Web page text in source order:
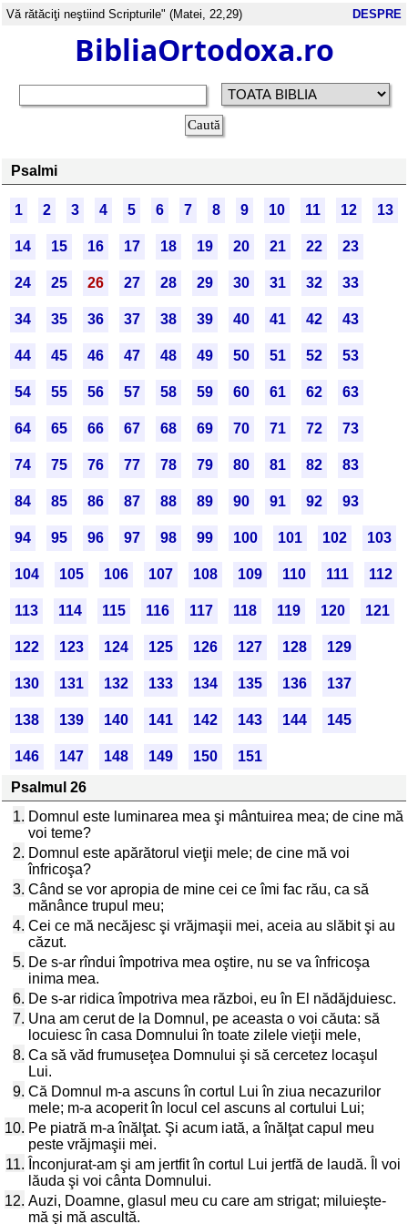
Vă rătăciţi neştiind Scripturile" (Matei, 22,29) DESPRE
BibliaOrtodoxa.ro
Psalmi
1 2 3 4 5 6 7 8 9 10 11 12 13
14 15 16 17 18 19 20 21 22 23
24 25 26 27 28 29 30 31 32 33
34 35 36 37 38 39 40 41 42 43
44 45 46 47 48 49 50 51 52 53
54 55 56 57 58 59 60 61 62 63
64 65 66 67 68 69 70 71 72 73
74 75 76 77 78 79 80 81 82 83
84 85 86 87 88 89 90 91 92 93
94 95 96 97 98 99 100 101 102 103
104 105 106 107 108 109 110 111 112
113 114 115 116 117 118 119 120 121
122 123 124 125 126 127 128 129
130 131 132 133 134 135 136 137
138 139 140 141 142 143 144 145
146 147 148 149 150
151
Psalmul 26
1. Domnul este luminarea mea şi mântuirea mea; de cine mă
voi teme?
2. Domnul este apărătorul vieţii mele; de cine mă voi
înfricoşa?
3. Când se vor apropia de mine cei ce îmi fac rău, ca să
mănânce trupul meu;
4. Cei ce mă necăjesc şi vrăjmaşii mei, aceia au slăbit şi au
căzut.
5. De s-ar rîndui împotriva mea oştire, nu se va înfricoşa
inima mea.
6. De s-ar ridica împotriva mea război, eu în El nădăjduiesc.
7. Una am cerut de la Domnul, pe aceasta o voi căuta: să
locuiesc în casa Domnului în toate zilele vieţii mele,
8. Ca să văd frumuseţea Domnului şi să cercetez locaşul
Lui.
9. Că Domnul m-a ascuns în cortul Lui în ziua necazurilor
mele; m-a acoperit în locul cel ascuns al cortului Lui;
10. Pe piatră m-a înălţat. Şi acum iată, a înălţat capul meu
peste vrăjmaşii mei.
11. Înconjurat-am şi am jertfit în cortul Lui jertfă de laudă. Îl voi
lăuda şi voi cânta Domnului.
12. Auzi, Doamne, glasul meu cu care am strigat; miluieşte-
mă şi mă ascultă.